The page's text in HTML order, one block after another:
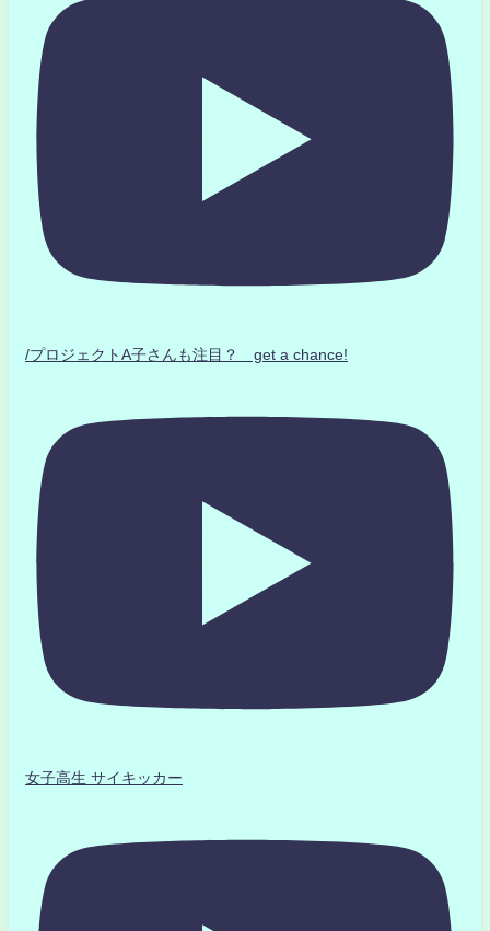
/プロジェクトA子さんも注目？ get a chance!
女子高生 サイキッカー